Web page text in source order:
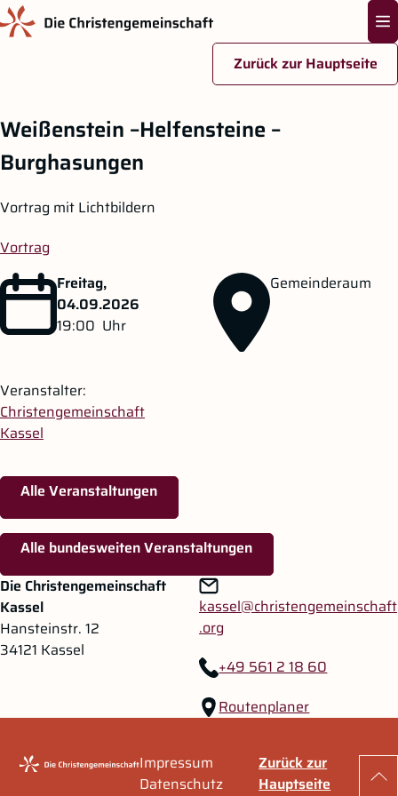
Zurück zur Hauptseite
Weißenstein –Helfensteine –
Burghasungen
Vortrag mit Lichtbildern
Vortrag
Freitag,
04.09.2026
19:00 Uhr
Gemeinderaum
Veranstalter:
Christengemeinschaft
Kassel
Alle Veranstaltungen
Alle bundesweiten Veranstaltungen
Zum Hauptinhalt springen
Zur Navigation springen
Die Christengemeinschaft
Kassel
Hansteinstr. 12
34121 Kassel
kassel@christengemeinschaft
.org
+49 561 2 18 60
Routenplaner
Impressum
Datenschutz
Zurück zur
Hauptseite